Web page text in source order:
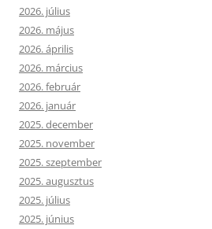
2026. július
2026. május
2026. április
2026. március
2026. február
2026. január
2025. december
2025. november
2025. szeptember
2025. augusztus
2025. július
2025. június